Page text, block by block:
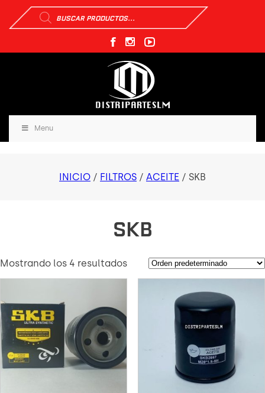
Búsqueda
de
productos
Menu
INICIO / FILTROS / ACEITE / SKB
SKB
Mostrando los 4 resultados